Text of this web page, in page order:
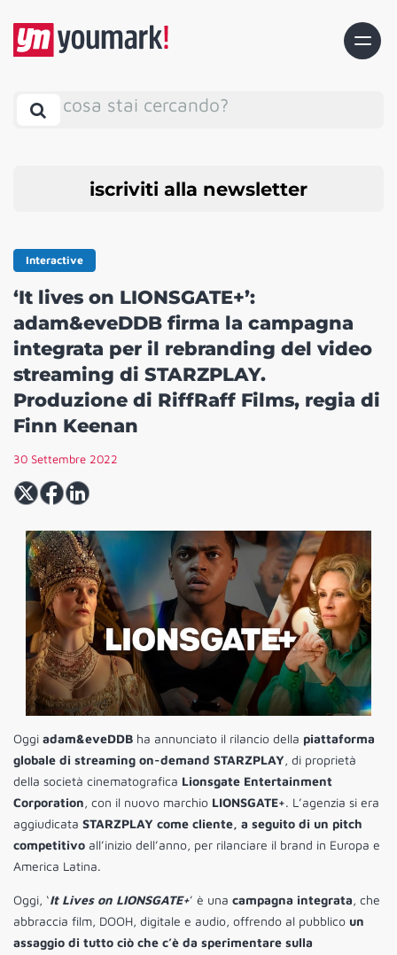
cosa stai cercando?
iscriviti alla newsletter
Interactive
‘It lives on LIONSGATE+’:
adam&eveDDB firma la campagna
integrata per il rebranding del video
streaming di STARZPLAY.
Produzione di RiffRaff Films, regia di
Finn Keenan
30 Settembre 2022
Oggi adam&eveDDB ha annunciato il rilancio della piattaforma
globale di streaming on-demand STARZPLAY, di proprietà
della società cinematografica Lionsgate Entertainment
Corporation, con il nuovo marchio LIONSGATE+. L’agenzia si era
aggiudicata STARZPLAY come cliente, a seguito di un pitch
competitivo all’inizio dell’anno, per rilanciare il brand in Europa e
America Latina.
Oggi, ‘It Lives on LIONSGATE+’ è una campagna integrata, che
abbraccia film, DOOH, digitale e audio, offrendo al pubblico un
assaggio di tutto ciò che c’è da sperimentare sulla